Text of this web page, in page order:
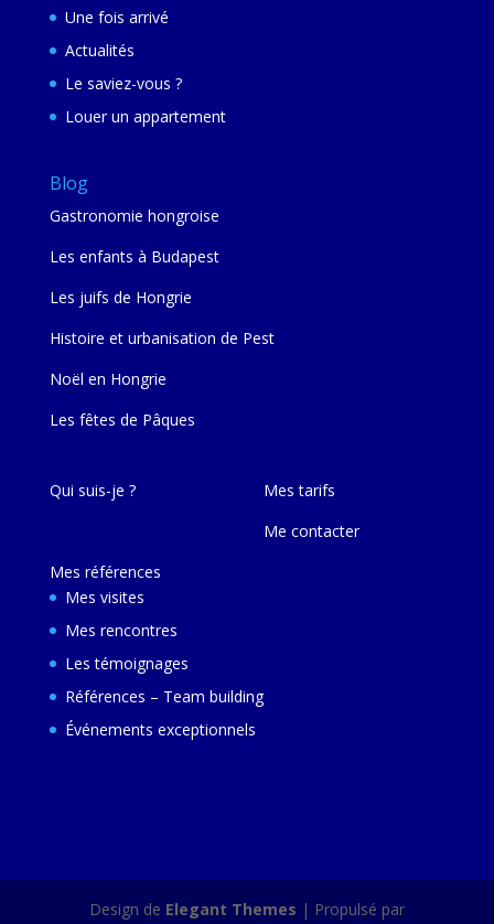
Une fois arrivé
Actualités
Le saviez-vous ?
Louer un appartement
Blog
Gastronomie hongroise
Les enfants à Budapest
Les juifs de Hongrie
Histoire et urbanisation de Pest
Noël en Hongrie
Les fêtes de Pâques
Qui suis-je ?
Mes références
Mes visites
Mes rencontres
Les témoignages
Références – Team building
Événements exceptionnels
Mes tarifs
Me contacter
Design de Elegant Themes | Propulsé par